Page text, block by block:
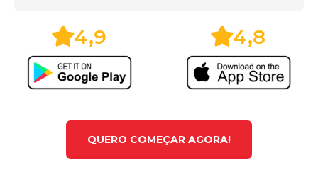
4,9 4,8
QUERO COMEÇAR AGORA!